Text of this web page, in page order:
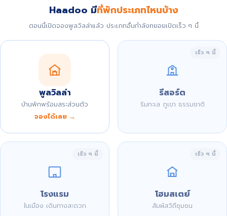
Haadoo มีที่พักประเภทไหนบ้าง
ตอนนี้เปิดจองพูลวิลล่าแล้ว ประเภทอื่นกำลังทยอยเปิดเร็ว ๆ นี้
พูลวิลล่า
บ้านพักพร้อมสระส่วนตัว
จองได้เลย →
เร็ว ๆ นี้
รีสอร์ต
ริมทะเล ภูเขา ธรรมชาติ
เร็ว ๆ นี้
โรงแรม
ในเมือง เดินทางสะดวก
เร็ว ๆ นี้
โฮมสเตย์
สัมผัสวิถีชุมชน